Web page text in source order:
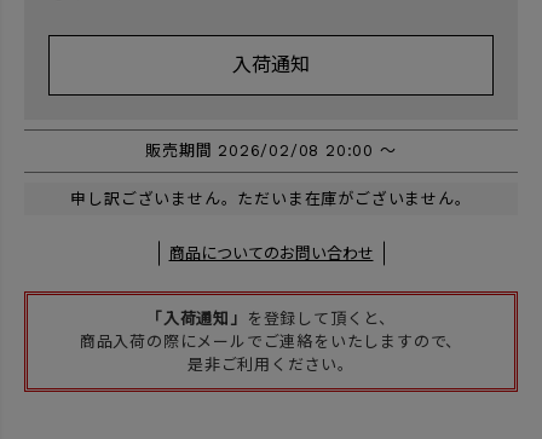
入荷通知
販売期間 2026/02/08 20:00 〜
申し訳ございません。ただいま在庫がございません。
商品についてのお問い合わせ
「入荷通知」
を登録して頂くと、
商品入荷の際にメールでご連絡をいたしますので、
是非ご利用ください。